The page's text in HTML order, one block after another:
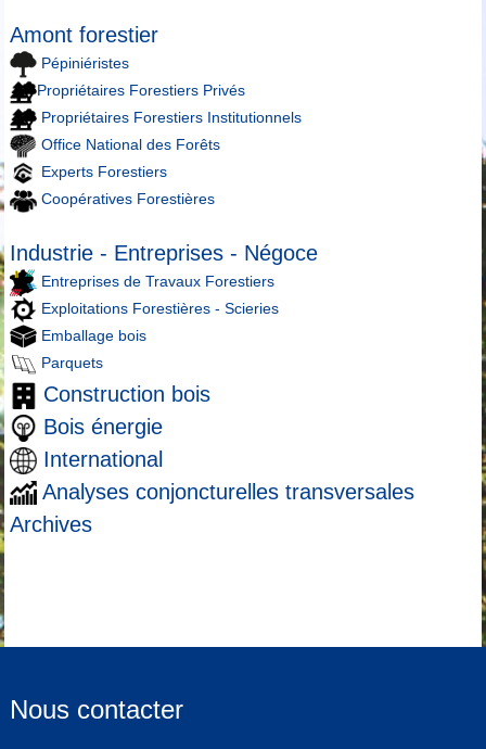
Amont forestier
Pépiniéristes
Propriétaires Forestiers Privés
Propriétaires Forestiers Institutionnels
Office National des Forêts
Experts Forestiers
Coopératives Forestières
Industrie - Entreprises - Négoce
Entreprises de Travaux Forestiers
Exploitations Forestières - Scieries
Emballage bois
Parquets
Construction bois
Bois énergie
International
Analyses conjoncturelles transversales
Archives
Nous contacter